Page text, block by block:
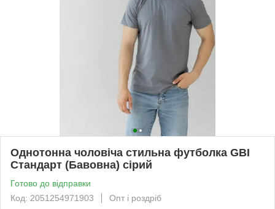
Однотонна чоловіча стильна футболка GBI
Стандарт (Бавовна) сірий
Готово до відправки
Код: 2051254971903
Опт і роздріб